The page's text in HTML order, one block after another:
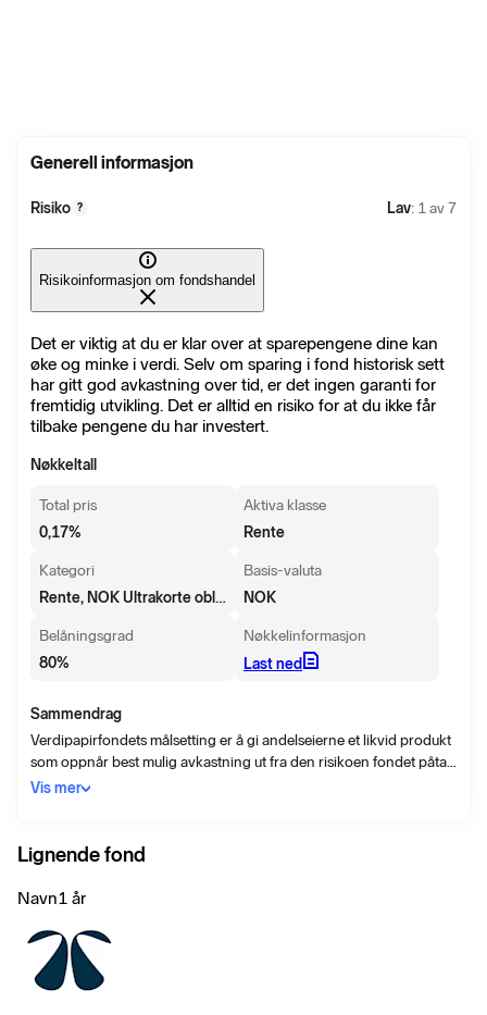
Generell informasjon
Risiko ? Lav: 1 av 7
Risikoinformasjon om fondshandel
Det er viktig at du er klar over at sparepengene dine kan
øke og minke i verdi. Selv om sparing i fond historisk sett
har gitt god avkastning over tid, er det ingen garanti for
fremtidig utvikling. Det er alltid en risiko for at du ikke får
tilbake pengene du har investert.
Nøkkeltall
Total pris
0,17%
Aktiva klasse
Rente
Kategori
Rente, NOK Ultrakorte obligasjoner
Basis-valuta
NOK
Belåningsgrad
80%
Nøkkelinformasjon
Last ned
Sammendrag
Verdipapirfondets målsetting er å gi andelseierne et likvid produkt
som oppnår best mulig avkastning ut fra den risikoen fondet påtar
seg. Fondet investerer hovedsakelig i rentebærende verdipapirer
år. Fondet har mulighet til å investere i derivater.
Vis mer
Lignende fond
Navn1 år